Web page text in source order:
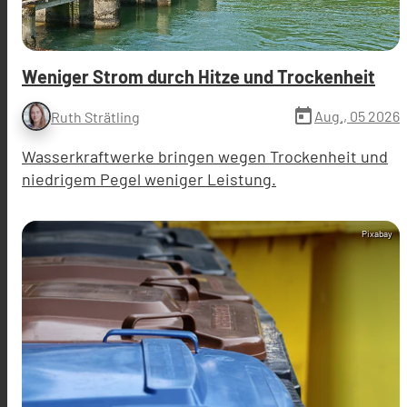
Weniger Strom durch Hitze und Trockenheit
Ruth Strätling today Aug., 05 2026
Wasserkraftwerke bringen wegen Trockenheit und
niedrigem Pegel weniger Leistung.
Pixabay